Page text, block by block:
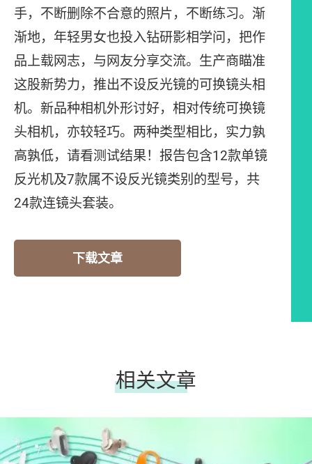
手，不断删除不合意的照片，不断练习。渐
渐地，年轻男女也投入钻研影相学问，把作
品上载网志，与网友分享交流。生产商瞄准
这股新势力，推出不设反光镜的可换镜头相
机。新品种相机外形讨好，相对传统可换镜
头相机，亦较轻巧。两种类型相比，实力孰
高孰低，请看测试结果！报告包含12款单镜
反光机及7款属不设反光镜类别的型号，共
24款连镜头套装。
下载文章
相关文章